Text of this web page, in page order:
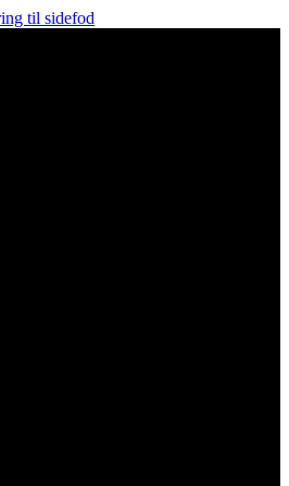
til sidefod